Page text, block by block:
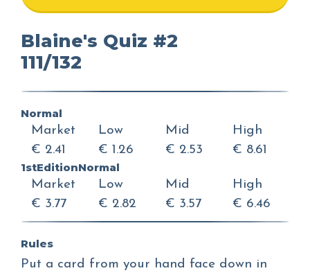
Blaine's Quiz #2
111/132
Normal
Market
€ 2.41
Low
€ 1.26
Mid
€ 2.53
High
€ 8.61
1stEditionNormal
Market
€ 3.77
Low
€ 2.82
Mid
€ 3.57
High
€ 6.46
Rules
Put a card from your hand face down in